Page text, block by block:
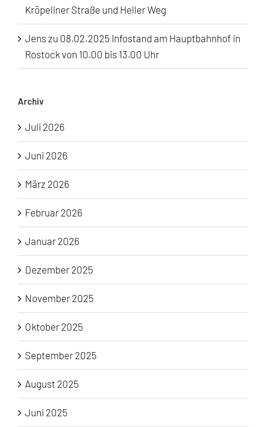
Kröpeliner Straße und Heller Weg
Jenszu 08.02.2025 Infostand am Hauptbahnhof in
Rostock von 10.00 bis 13.00 Uhr
Archiv
Juli 2026
Juni 2026
März 2026
Februar 2026
Januar 2026
Dezember 2025
November 2025
Oktober 2025
September 2025
August 2025
Juni 2025